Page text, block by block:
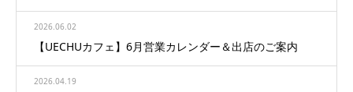
2026.06.02
【UECHUカフェ】6月営業カレンダー＆出店のご案内
2026.04.19